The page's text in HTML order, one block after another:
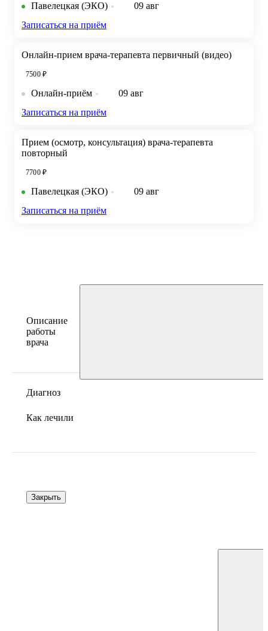
Павелецкая (ЭКО)
09 авг
Записаться на приём
Онлайн-прием врача-терапевта первичный (видео)
7500 ₽
Онлайн-приём
09 авг
Записаться на приём
Прием (осмотр, консультация) врача-терапевта
повторный
7700 ₽
Павелецкая (ЭКО)
09 авг
Записаться на приём
Описание
работы
врача
Диагноз
Как лечили
Закрыть